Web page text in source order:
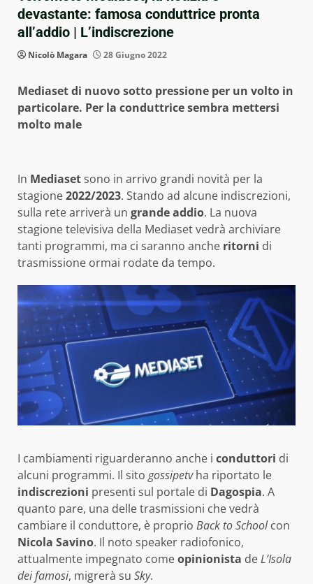
devastante: famosa conduttrice pronta
all’addio | L’indiscrezione
Nicolò Magara 28 Giugno 2022
Mediaset di nuovo sotto pressione per un volto in
particolare. Per la conduttrice sembra mettersi
molto male
In Mediasetsono in arrivo grandi novità per la
stagione2022/2023. Stando ad alcune indiscrezioni,
sulla rete arriverà un grande addio. La nuova
stagione televisiva della Mediaset vedrà archiviare
tanti programmi, ma ci saranno anche ritorni di
trasmissione ormai rodate da tempo.
I cambiamenti riguarderanno anche i conduttori di
alcuni programmi. Il sito gossipetvha riportato le
indiscrezioni presenti sul portale di Dagospia. A
quanto pare, una delle trasmissioni che vedrà
cambiare il conduttore, è proprio Back to Schoolcon
Nicola Savino. Il noto speaker radiofonico,
attualmente impegnato comeopinionista deL’Isola
dei famosi, migrerà su Sky.